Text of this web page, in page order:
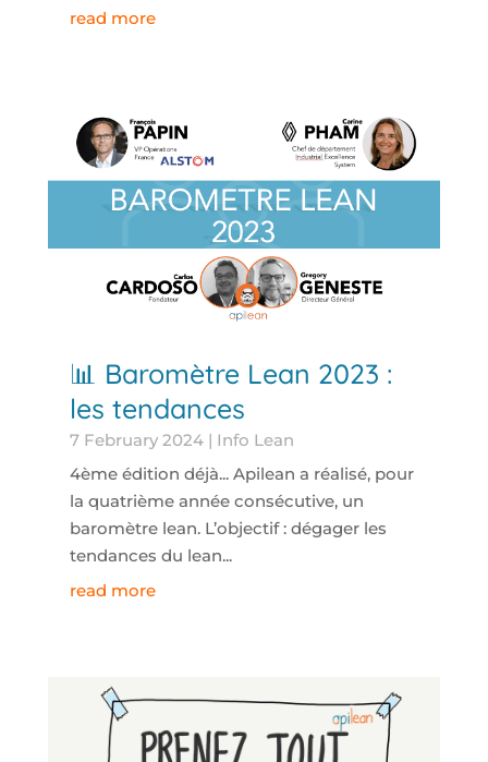
read more
📊 Baromètre Lean 2023 :
les tendances
7 February 2024| Info Lean
4ème édition déjà... Apilean a réalisé, pour
la quatrième année consécutive, un
baromètre lean. L’objectif : dégager les
tendances du lean...
read more